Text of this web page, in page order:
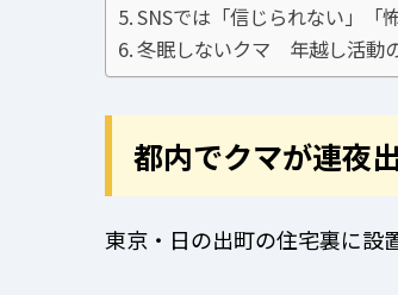
SNSでは「信じられない」「
冬眠しないクマ 年越し活動
都内でクマが連夜
東京・日の出町の住宅裏に設